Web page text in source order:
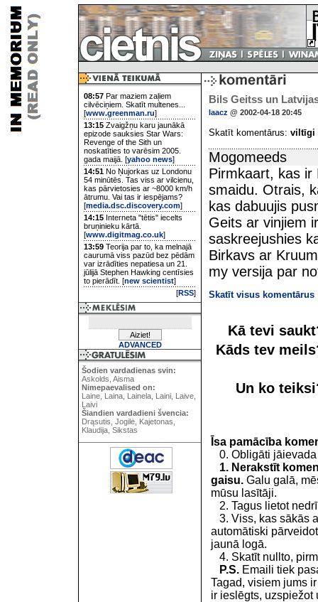
08:57 Par maziem zaļiem
cilvēciņiem. Skatīt multenes...
[www.greenman.ru]
13:15 Zvaigžņu karu jaunākā
epizode sauksies Star Wars:
Revenge of the Sith un
noskatīties to varēsim 2005.
gada maijā. [yahoo news]
14:51 No Ņujorkas uz Londonu
54 minūtēs. Tas viss ar vilcienu,
kas pārvietosies ar ~8000 km/h
ātrumu. Vai tas ir iespējams?
[media.dsc.discovery.com]
14:15 Interneta "tētis" iecelts
bruņinieku kārtā.
[www.digitmag.co.uk]
13:59 Teorija par to, ka melnajā
caurumā viss pazūd bez pēdām
var izrādīties nepatiesa un 21.
jūlijā Stephen Hawking centīsies
to pierādīt. [new scientist]
[RSS]
ADVANCED
Šodien vardadienas svin:
Askolds, Aisma
Nimepaevalised on:
Laine, Laina, Lainela, Laini, Laive,
Laivi
Šiandien vardadieni švencia:
Drąsutis, Jogilė, Kajetonas,
Klaudija, Sikstas
Bils Geitss un
laacz @ 2002-04-18 20:45
Skatīt komentārus: viltīgi
Mogomeeds
Pirmkaart, kas ir
smaidu. Otrais,
kas dabuujis
Geits ar vinjiem
saskreejushies
Birkavs ar
my versija par
Skatīt visus komentārus
Kā tevi
Kāds tev
Un ko
Īsa pamācība
0. Obligāti jāievada
1. Nerakstīt
gaisu. Galu galā,
mūsu lasītāji.
2. Tagus lietot
3. Viss, kas sākās
automātiski
jaunā logā.
4. Skatīt nullto,
P.S. Emaili tiek
Tagad, visiem jums
ir ieslēgts, uzspiežot